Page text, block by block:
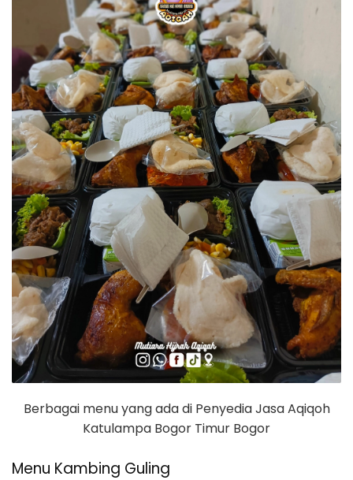
Berbagai menu yang ada di Penyedia Jasa Aqiqoh
Katulampa Bogor Timur Bogor
Menu Kambing Guling